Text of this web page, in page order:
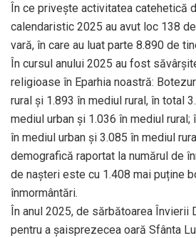
În ce privește activitatea catehetică
calendaristic 2025 au avut loc 138
vară, în care au luat parte 8.890 de
În cursul anului 2025 au fost
religioase în Eparhia noastră:
rural și 1.893 în mediul rural, în total
mediul urban și 1.036 în mediul rural;
în mediul urban și 3.085 în mediul
demografică raportat la numărul de
de nașteri este cu 1.408 mai puține
înmormântări.
În anul 2025, de sărbătoarea Învierii
pentru a șaisprezecea oară Sfânta